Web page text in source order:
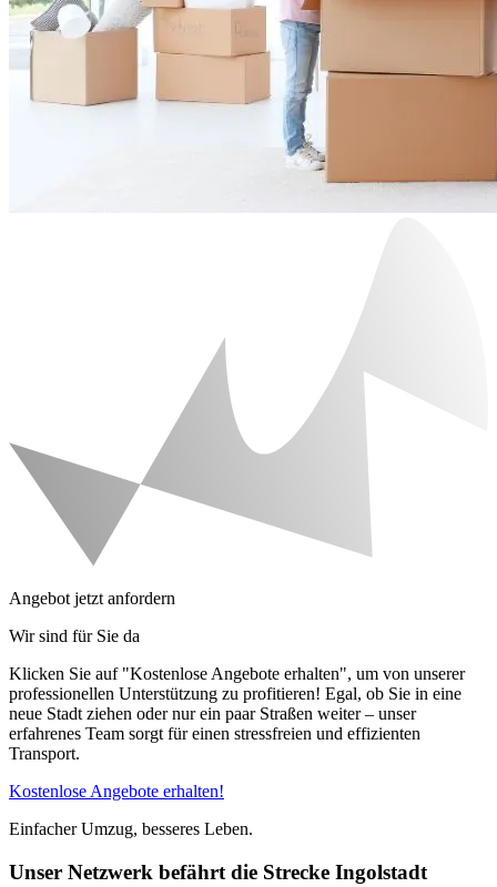
Angebot jetzt anfordern
Wir sind für Sie da
Klicken Sie auf "Kostenlose Angebote erhalten", um von unserer
professionellen Unterstützung zu profitieren! Egal, ob Sie in eine
neue Stadt ziehen oder nur ein paar Straßen weiter – unser
erfahrenes Team sorgt für einen stressfreien und effizienten
Transport.
Kostenlose Angebote erhalten!
Einfacher Umzug, besseres Leben.
Unser Netzwerk befährt die Strecke Ingolstadt